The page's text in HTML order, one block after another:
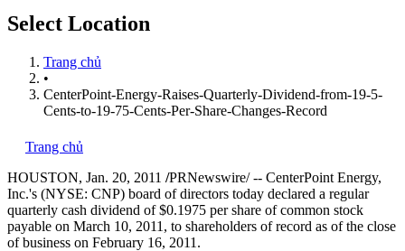
Select Location
Trang chủ
•
CenterPoint-Energy-Raises-Quarterly-Dividend-from-19-5-
Cents-to-19-75-Cents-Per-Share-Changes-Record
Trang chủ
HOUSTON, Jan. 20, 2011 /PRNewswire/ -- CenterPoint Energy,
Inc.'s (NYSE: CNP) board of directors today declared a regular
quarterly cash dividend of$0.1975 per share of common stock
payable on March 10, 2011 , to shareholders of record as of the close
of business on February 16, 2011 .